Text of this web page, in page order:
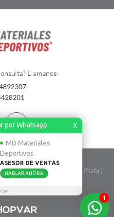
1
por Whatsapp X
MD Materiales
Deportivos
ASESOR DE VENTAS
HABLAR AHORA
Llamanos:
n� 1724 entre 67 y 68 - La Plata |
Reservados. 2026